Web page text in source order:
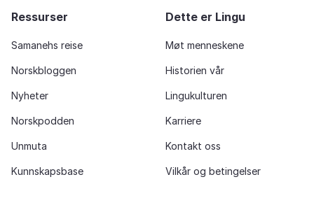
Ressurser
Samanehs reise
Norskbloggen
Nyheter
Norskpodden
Unmuta
Kunnskapsbase
Dette er Lingu
Møt menneskene
Historien vår
Lingukulturen
Karriere
Kontakt oss
Vilkår og betingelser